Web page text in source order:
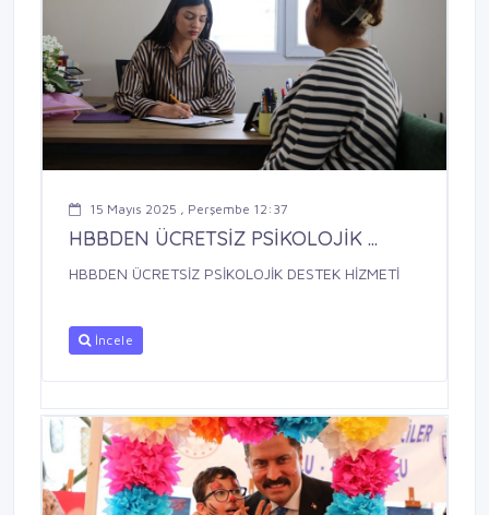
15 Mayıs 2025 , Perşembe 12:37
HBBDEN ÜCRETSİZ PSİKOLOJİK ...
HBBDEN ÜCRETSİZ PSİKOLOJİK DESTEK HİZMETİ
İncele